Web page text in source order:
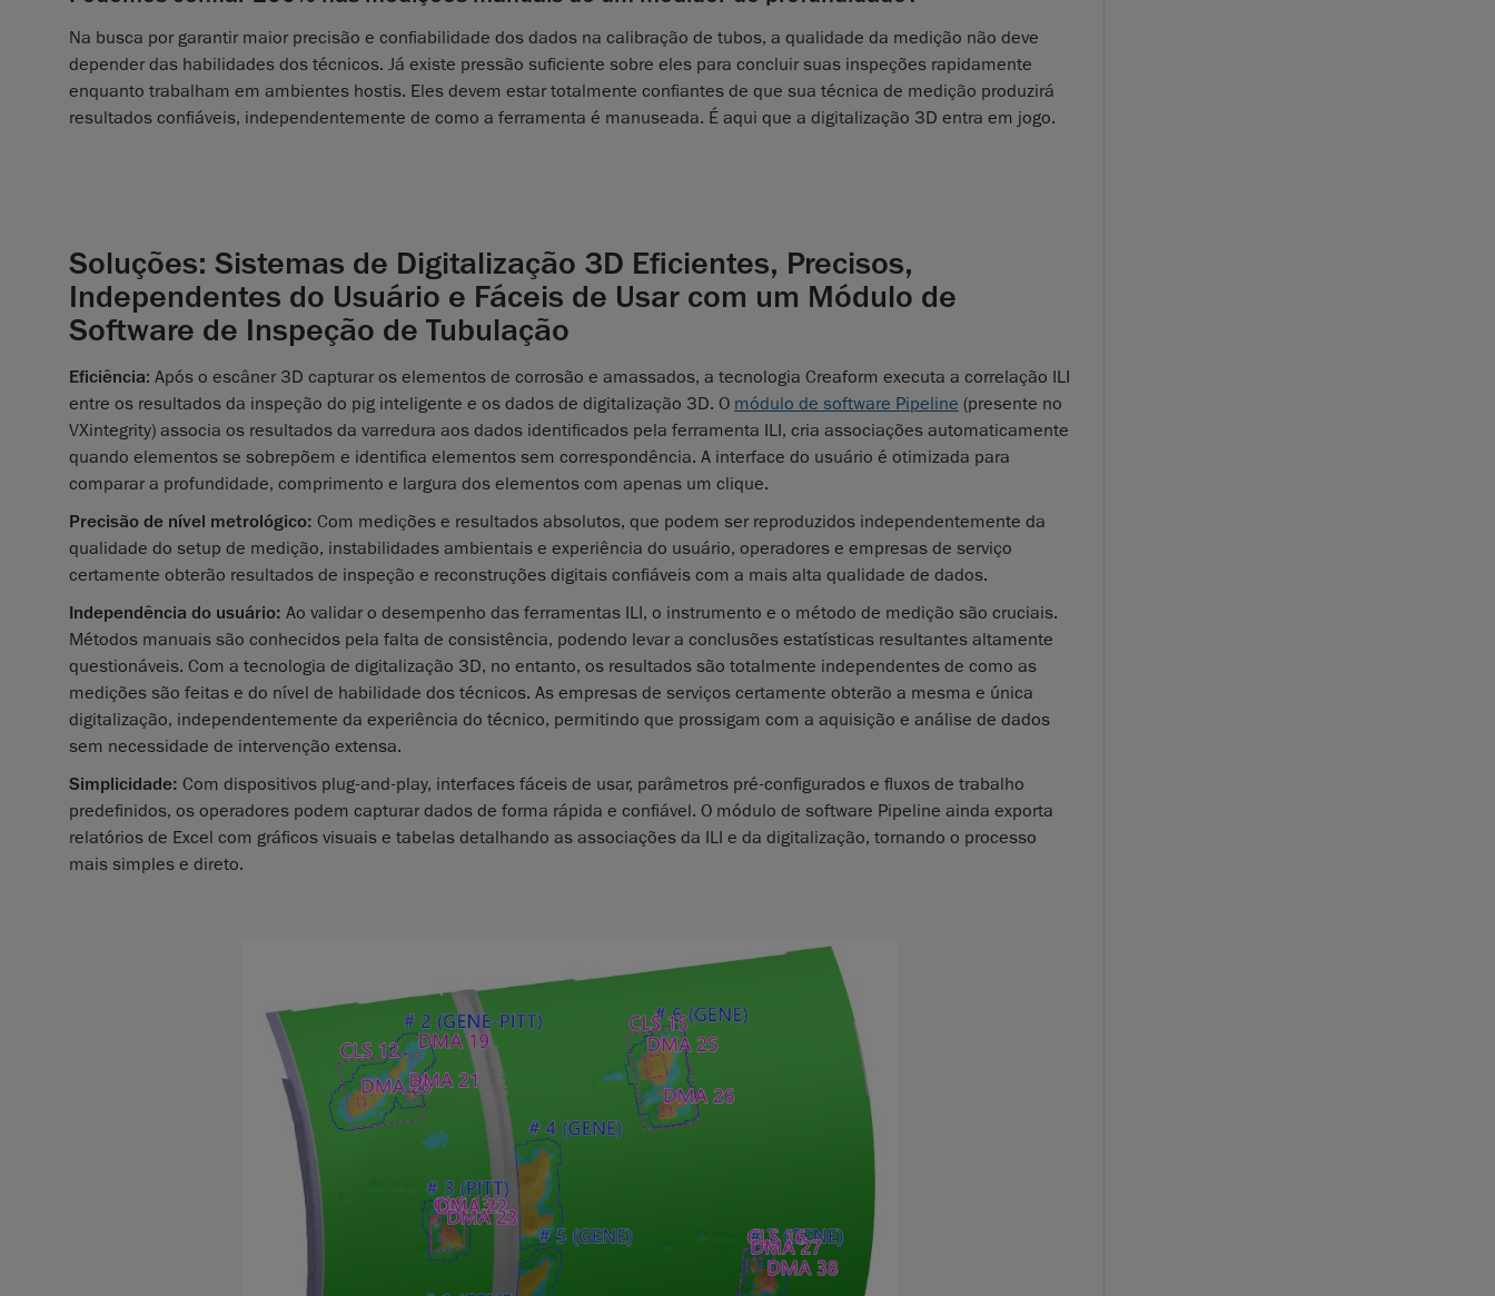
Na busca por garantir maior precisão e confiabilidade dos dados na calibração de tubos, a qualidade da medição não deve
depender das habilidades dos técnicos. Já existe pressão suficiente sobre eles para concluir suas inspeções rapidamente
enquanto trabalham em ambientes hostis. Eles devem estar totalmente confiantes de que sua técnica de medição produzirá
resultados confiáveis, independentemente de como a ferramenta é manuseada. É aqui que a digitalização 3D entra em jogo.
Soluções: Sistemas de Digitalização 3D Eficientes, Precisos,
Independentes do Usuário e Fáceis de Usar com um Módulo de
Software de Inspeção de Tubulação
Eficiência: Após o escâner 3D capturar os elementos de corrosão e amassados, a tecnologia Creaform executa a correlação ILI
entre os resultados da inspeção do pig inteligente e os dados de digitalização 3D. O módulo de software Pipeline (presente no
VXintegrity) associa os resultados da varredura aos dados identificados pela ferramenta ILI, cria associações automaticamente
quando elementos se sobrepõem e identifica elementos sem correspondência. A interface do usuário é otimizada para
comparar a profundidade, comprimento e largura dos elementos com apenas um clique.
Precisão de nível metrológico: Com medições e resultados absolutos, que podem ser reproduzidos independentemente da
qualidade do setup de medição, instabilidades ambientais e experiência do usuário, operadores e empresas de serviço
certamente obterão resultados de inspeção e reconstruções digitais confiáveis com a mais alta qualidade de dados.
Independência do usuário: Ao validar o desempenho das ferramentas ILI, o instrumento e o método de medição são cruciais.
Métodos manuais são conhecidos pela falta de consistência, podendo levar a conclusões estatísticas resultantes altamente
questionáveis. Com a tecnologia de digitalização 3D, no entanto, os resultados são totalmente independentes de como as
medições são feitas e do nível de habilidade dos técnicos. As empresas de serviços certamente obterão a mesma e única
digitalização, independentemente da experiência do técnico, permitindo que prossigam com a aquisição e análise de dados
sem necessidade de intervenção extensa.
Simplicidade: Com dispositivos plug-and-play, interfaces fáceis de usar, parâmetros pré-configurados e fluxos de trabalho
predefinidos, os operadores podem capturar dados de forma rápida e confiável. O módulo de software Pipeline ainda exporta
relatórios de Excel com gráficos visuais e tabelas detalhando as associações da ILI e da digitalização, tornando o processo
mais simples e direto.